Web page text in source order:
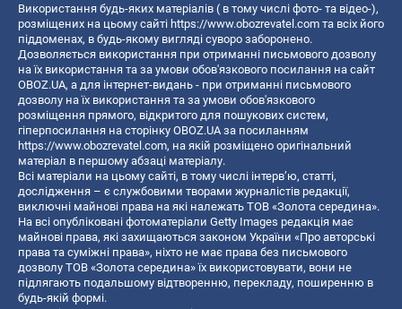
Використання будь-яких матеріалів ( в тому числі фото- та відео-),
розміщених на цьому сайті https://www.obozrevatel.com та всіх його
піддоменах, в будь-якому вигляді суворо заборонено.
Дозволяється використання при отриманні письмового дозволу
на їх використання та за умови обов'язкового посилання на сайт
OBOZ.UA, а для інтернет-видань - при отриманні письмового
дозволу на їх використання та за умови обов'язкового
розміщення прямого, відкритого для пошукових систем,
гіперпосилання на сторінку OBOZ.UA за посиланням
https://www.obozrevatel.com, на якій розміщено оригінальний
матеріал в першому абзаці матеріалу.
Всі матеріали на цьому сайті, в тому числі інтерв’ю, статті,
дослідження – є службовими творами журналістів редакції,
виключні майнові права на які належать ТОВ «Золота середина».
На всі опубліковані фотоматеріали Getty Images редакція має
майнові права, які захищаються законом України «Про авторські
права та суміжні права», ніхто не має права без письмового
дозволу ТОВ «Золота середина» їх використовувати, вони не
підлягають подальшому відтворенню, перекладу, поширенню в
будь-якій формі.